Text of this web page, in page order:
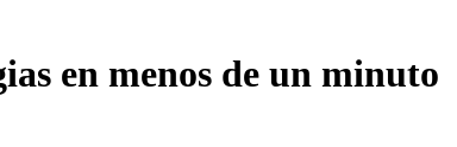
en menos de un minuto